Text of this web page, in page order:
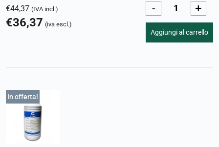
€44,37 (IVA incl.)
€36,37 (iva escl.)
- +
Aggiungi al carrello
In offerta!